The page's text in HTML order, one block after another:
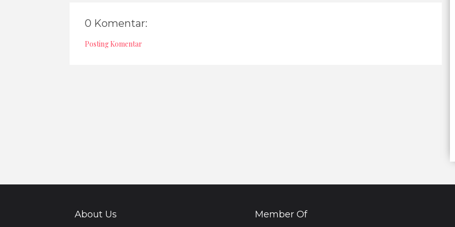
0 Komentar:
Posting Komentar
About Us Member Of